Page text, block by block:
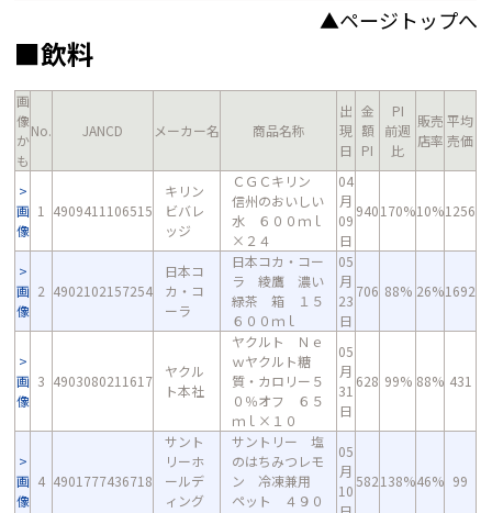
▲ページトップへ
■飲料
画
像
か
も
No. JANCD メーカー名 商品名称
出
現
日
金
額
PI
PI
前週
比
販売
店率
平均
売価
画
像
1 4909411106515
キリン
ビバレ
ッジ
ＣＧＣキリン
信州のおいしい
水 ６００ｍｌ
×２４
04
月
09
日
940170%10%1256
画
像
2 4902102157254
日本コ
カ・コ
ーラ
日本コカ・コー
ラ 綾鷹 濃い
緑茶 箱 １５
６００ｍｌ
05
月
23
日
706 88% 26%1692
画
像
3 4903080211617
ヤクル
ト本社
ヤクルト Ｎｅ
ｗヤクルト糖
質・カロリー５
０％オフ ６５
ｍｌ×１０
05
月
31
日
628 99% 88% 431
画
像
4 4901777436718
サント
リーホ
ールデ
ィング
サントリー 塩
のはちみつレモ
ン 冷凍兼用
ペット ４９０
05
月
10
582138%46% 99